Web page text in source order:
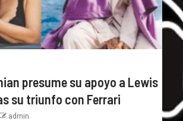
presume su apoyo a Lewis
su triunfo con Ferrari
admin